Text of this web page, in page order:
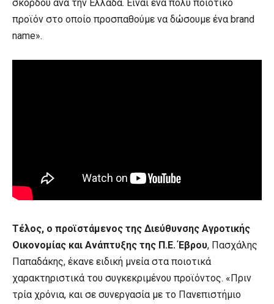
σκόρδου ανά την Ελλάδα. Είναι ένα πολύ ποιοτικό
προϊόν στο οποίο προσπαθούμε να δώσουμε ένα brand
name».
Τέλος, ο προϊστάμενος της Διεύθυνσης Αγροτικής
Οικονομίας και Ανάπτυξης της Π.Ε. Έβρου, Πασχάλης
Παπαδάκης, έκανε ειδική μνεία στα ποιοτικά
χαρακτηριστικά του συγκεκριμένου προϊόντος. «Πριν
τρία χρόνια, και σε συνεργασία με το Πανεπιστήμιο